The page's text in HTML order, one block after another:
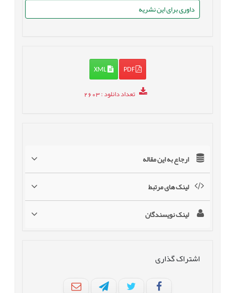
داوری برای این نشریه
PDF
XML
تعداد دانلود: 2603
ارجاع به این مقاله
لینک های مرتبط
لینک نویسندگان
اشتراک گذاری